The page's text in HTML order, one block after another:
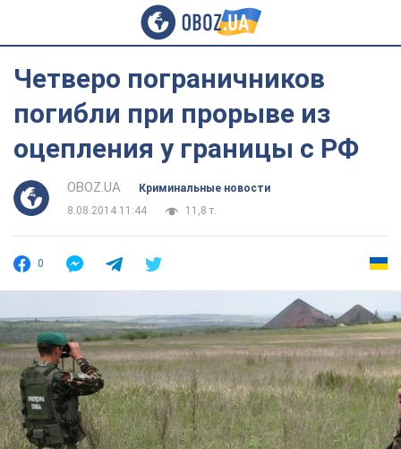
Четверо пограничников
погибли при прорыве из
оцепления у границы с РФ
OBOZ.UA
Криминальные новости
8.08.2014 11:44
11,8 т.
0